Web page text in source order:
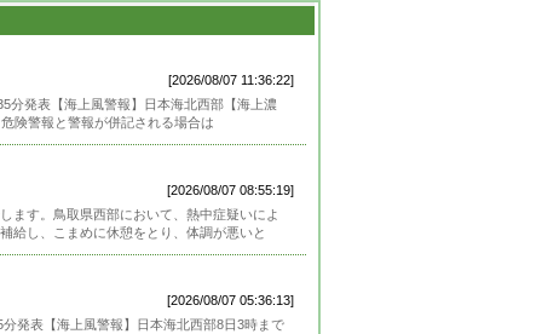
[2026/08/07 11:36:22]
分発表【海上風警報】日本海北西部【海上濃
険警報と警報が併記される場合は
[2026/08/07 08:55:19]
ます。鳥取県西部において、熱中症疑いによ
給し、こまめに休憩をとり、体調が悪いと
[2026/08/07 05:36:13]
発表【海上風警報】日本海北西部8日3時まで